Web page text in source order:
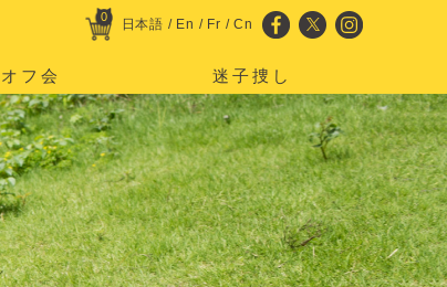
0 日本語 / En / Fr /Cn
オフ会 迷子捜し